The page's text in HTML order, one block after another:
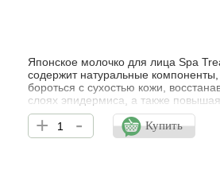
Японское молочко для лица Spa
содержит натуральные
бороться с сухостью кожи,
слоях эпидермиса, а также
способности тканей. Молочко для
оставляя липких ощущений,
защищает ее от сухости в течение
+ - Купить